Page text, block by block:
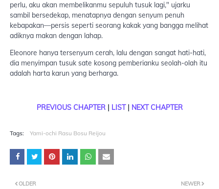
perlu, aku akan membelikanmu sepuluh tusuk lagi," ujarku
sambil bersedekap, menatapnya dengan senyum penuh
kebapakan—persis seperti seorang kakak yang bangga melihat
adiknya makan dengan lahap.
Eleonore hanya tersenyum cerah, lalu dengan sangat hati-hati,
dia menyimpan tusuk sate kosong pemberianku seolah-olah itu
adalah harta karun yang berharga.
PREVIOUS CHAPTER| LIST NEXT CHAPTER
Tags: Yami-ochi Rasu Bosu Reijou
NEWER
OLDER